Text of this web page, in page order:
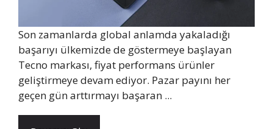
Son zamanlarda global anlamda yakaladığı
başarıyı ülkemizde de göstermeye başlayan
Tecno markası, fiyat performans ürünler
geliştirmeye devam ediyor. Pazar payını her
geçen gün arttırmayı başaran ...